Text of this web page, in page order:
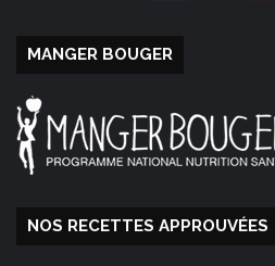
MANGER BOUGER
NOS RECETTES APPROUVÉES